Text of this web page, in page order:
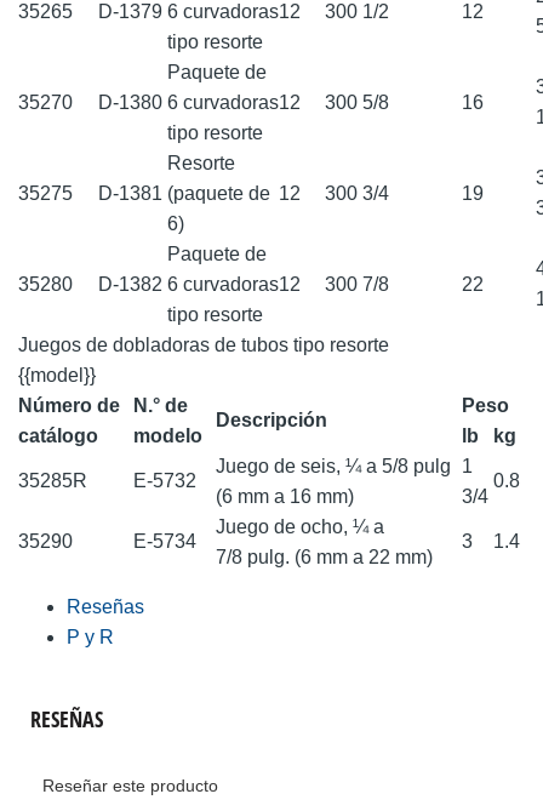
35265 D-1379 6 curvadoras
tipo resorte
12 300 1/2 12
35270 D-1380
Paquete de
6 curvadoras
tipo resorte
12 300 5/8 16
35275 D-1381
Resorte
(paquete de
6)
12 300 3/4 19
35280 D-1382
Paquete de
6 curvadoras
tipo resorte
12 300 7/8 22
Juegos de dobladoras de tubos tipo resorte
{{model}}
Número de
catálogo
N.° de
modelo
Descripción
Peso
lb
kg
35285R E-5732
Juego de seis, ¼ a 5/8 pulg
(6 mm a 16 mm)
1
3/4
0.8
35290 E-5734
Juego de ocho, ¼ a
7/8 pulg. (6 mm a 22 mm)
3 1.4
Reseñas
P y R